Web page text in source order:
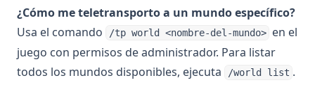
¿Cómo me teletransporto a un mundo específico?
Usa el comando
/tp world <nombre-del-mundo> en el
juego con permisos de administrador. Para listar
todos los mundos disponibles, ejecuta
/world list .